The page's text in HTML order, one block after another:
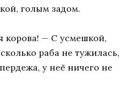
голым задом.
корова! — С усмешкой,
раба не тужилась,
у неё ничего не